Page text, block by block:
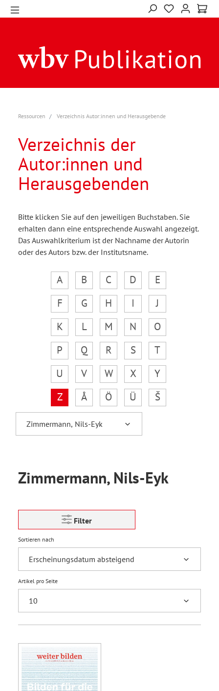
Ressourcen Verzeichnis Autor:innen und Herausgebende
Verzeichnis der
Autor:innen und
Herausgebenden
Bitte klicken Sie auf den jeweiligen Buchstaben. Sie
erhalten dann eine entsprechende Auswahl angezeigt.
Das Auswahlkriterium ist der Nachname der Autorin
oder des Autors bzw. der Institutsname.
A B C D
E
F
G H I
J
K
L M N
O
P
Q R S
T
U
V W X
Y
Z
Å Ö Ü Š
Zimmermann, Nils-Eyk
Filter
Sortieren nach
Artikel pro Seite